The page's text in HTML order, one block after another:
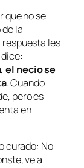
que no se
la
respuesta les
el necio se
. Cuando
pero es
en
curado: No
ve a